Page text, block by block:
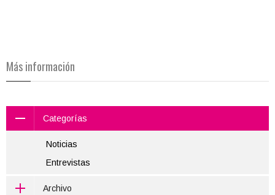
Más información
Categorías
Noticias
Entrevistas
Archivo